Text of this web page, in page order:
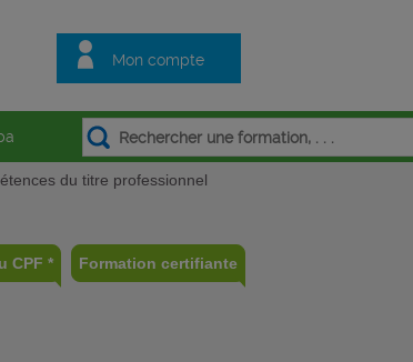
Mon compte
du titre professionnel
CPF * Formation certifiante